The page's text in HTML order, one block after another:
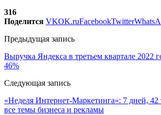
316
Поделится VKOK.ruFacebookTwitter
Предыдущая запись
Выручка Яндекса в третьем квартале 2022
46%
Следующая запись
«Неделя Интернет-Маркетинга»: 7 дней, 42
все темы бизнеса и рекламы